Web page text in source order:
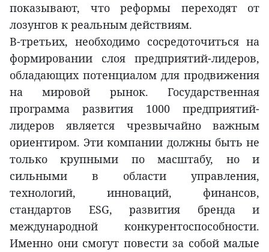
показывают, что реформы переходят от
лозунгов к реальным действиям.
В-третьих, необходимо сосредоточиться на
формировании слоя предприятий-лидеров,
обладающих потенциалом для продвижения
на мировой рынок. Государственная
программа развития 1000 предприятий-
лидеров является чрезвычайно важным
ориентиром. Эти компании должны быть не
только крупными по масштабу, но и
сильными в области управления,
технологий, инноваций, финансов,
стандартов ESG, развития бренда и
международной конкурентоспособности.
Именно они смогут повести за собой малые